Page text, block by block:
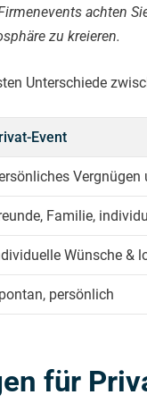
achten
zu kreieren.
Unterschiede
Event
Vergnügen
Familie,
Wünsche &
persönlich
für